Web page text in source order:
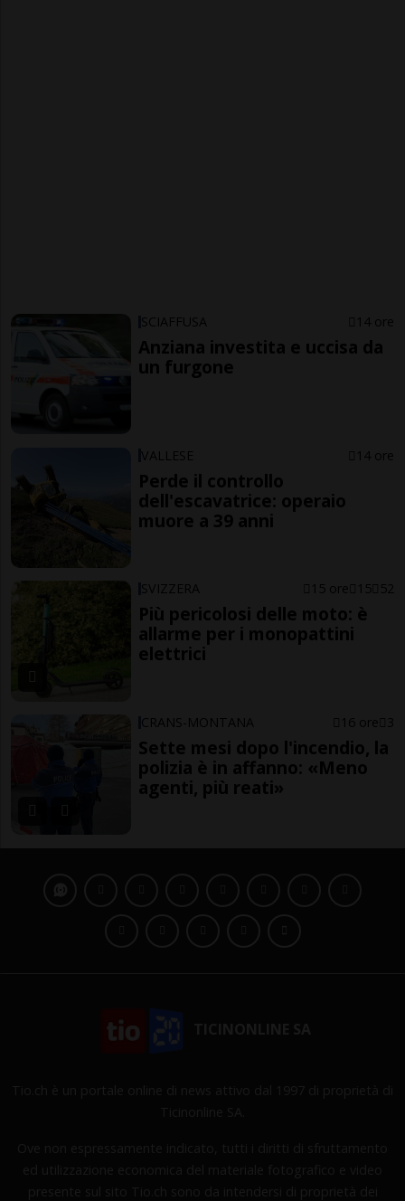
SCIAFFUSA 14 ore
Anziana investita e uccisa da
un furgone
VALLESE 14 ore
Perde il controllo
dell'escavatrice: operaio
muore a 39 anni
SVIZZERA 15 ore 15 52
Più pericolosi delle moto: è
allarme per i monopattini
elettrici
CRANS-MONTANA 16 ore 3
Sette mesi dopo l'incendio, la
polizia è in affanno: «Meno
agenti, più reati»